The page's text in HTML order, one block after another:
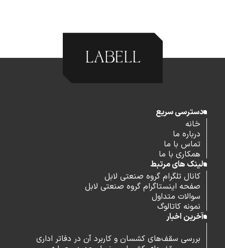
دسترسی سریع
خانه
درباره ما
تماس با ما
همکاری با ما
لینک های مرتبط
کانال تلگرام گروه صنعتی لابل
صفحه اینستاگرام گروه صنعتی لابل
سوالات متداول
نمونه کاتالوگ
آخرین اخبار
بررسی سقف‌های کشسان و کاربرد آن در دفاتر اداری